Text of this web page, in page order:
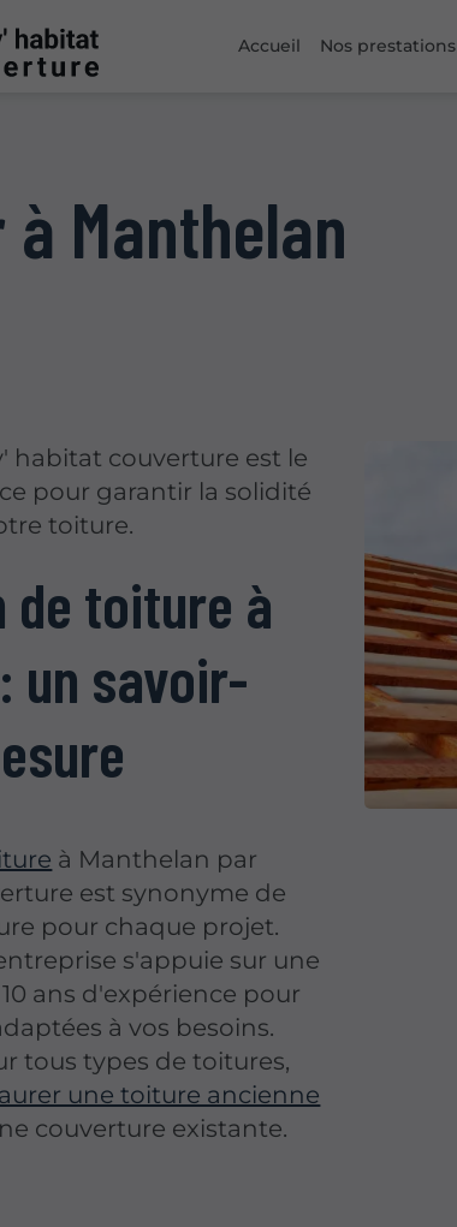
Accueil Nos prestations
Manthelan
habitat couverture est le
pour garantir la solidité
toiture.
de toiture à
un savoir-
à Manthelan par
est synonyme de
pour chaque projet.
s'appuie sur une
ans d'expérience pour
à vos besoins.
tous types de toitures,
une toiture ancienne
couverture existante.